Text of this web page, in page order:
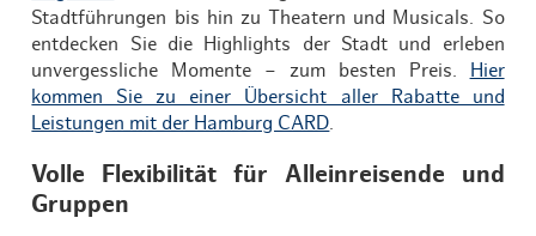
Stadtführungen bis hin zu Theatern und Musicals. So
entdecken Sie die Highlights der Stadt und erleben
unvergessliche Momente – zum besten Preis.
Hier
kommen Sie zu einer Übersicht aller Rabatte und
Leistungen mit der Hamburg CARD.
Volle Flexibilität für Alleinreisende und
Gruppen